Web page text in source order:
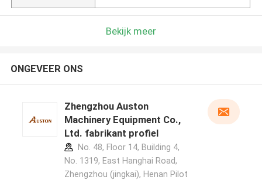
Bekijk meer
ONGEVEER ONS
Zhengzhou Auston
Machinery Equipment Co.,
Ltd. fabrikant profiel
No. 48, Floor 14, Building 4,
No. 1319, East Hanghai Road,
Zhengzhou (jingkai), Henan Pilot